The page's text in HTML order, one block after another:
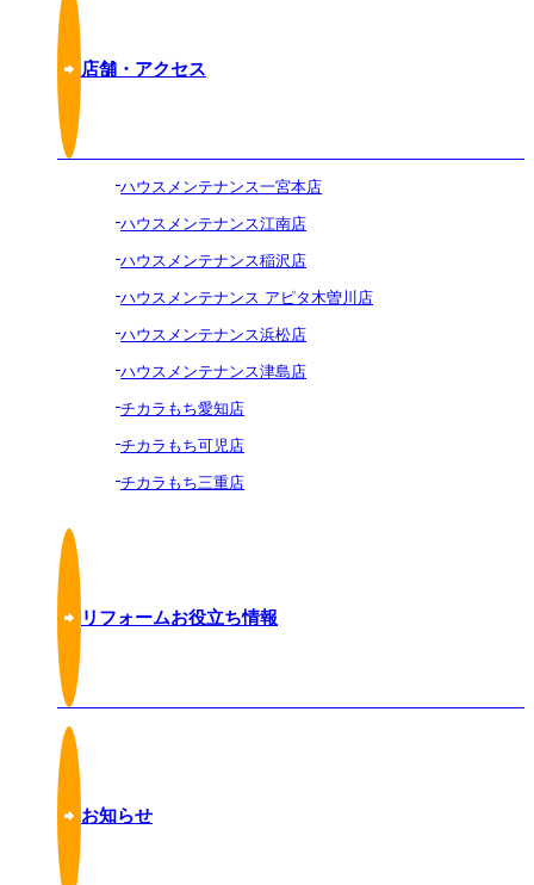
店舗・アクセス
ハウスメンテナンス一宮本店
ハウスメンテナンス江南店
ハウスメンテナンス稲沢店
ハウスメンテナンス アピタ木曽川店
ハウスメンテナンス浜松店
ハウスメンテナンス津島店
チカラもち愛知店
チカラもち可児店
チカラもち三重店
リフォームお役立ち情報
お知らせ